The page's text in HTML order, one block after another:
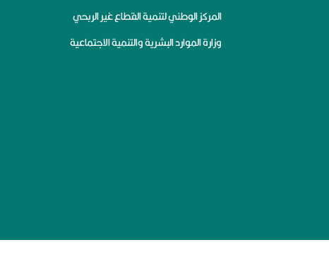
المركز الوطني لتنمية القطاع غير الربحي
وزارة الموارد البشرية والتنمية الاجتماعية